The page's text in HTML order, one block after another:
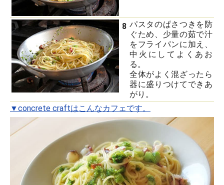
8 パスタのぱさつきを防
ぐため、少量の茹で汁
をフライパンに加え、
中火にしてよくあお
る。
全体がよく混ざったら
器に盛りつけてできあ
がり。
▼concrete craftはこんなカフェです。